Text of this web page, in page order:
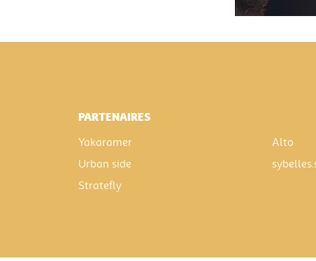
PARTENAIRES
Yakaramer
Alto
Urban side
Stratefly